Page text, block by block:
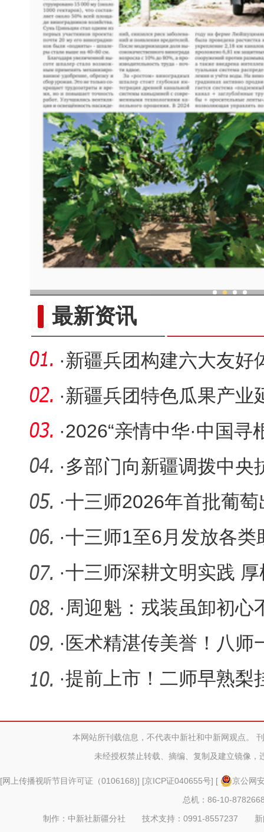
提升新疆兵团葡萄种植效率
最新资讯
·新疆兵团构建六大友好
社区建设
·新疆兵团特色瓜果产业
·2026“亲情中华·中国寻
团营
·多部门向新疆调拨中央
旱减灾工
·十三师2026年首批葡
·十三师1至6月发放各
·十三师深耕文明实践
· 周迎魁：戎装虽卸初心
行
· 医术精湛传美誉！八师
匠心行医
·提前上市！二师早熟梨
本网站所刊载信息，不代表中新社和中新网观点。
未经授权禁止转载、摘编、复制及建立镜像，
[网上传播视听节目许可证（0106168)] [京ICP证040655号] [
京公网
总机：86-10-
制作：中新社新疆分社 技术支持：0991-8557237